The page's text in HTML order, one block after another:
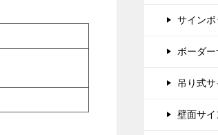
サイン
ボーダ
吊り式
壁面サ